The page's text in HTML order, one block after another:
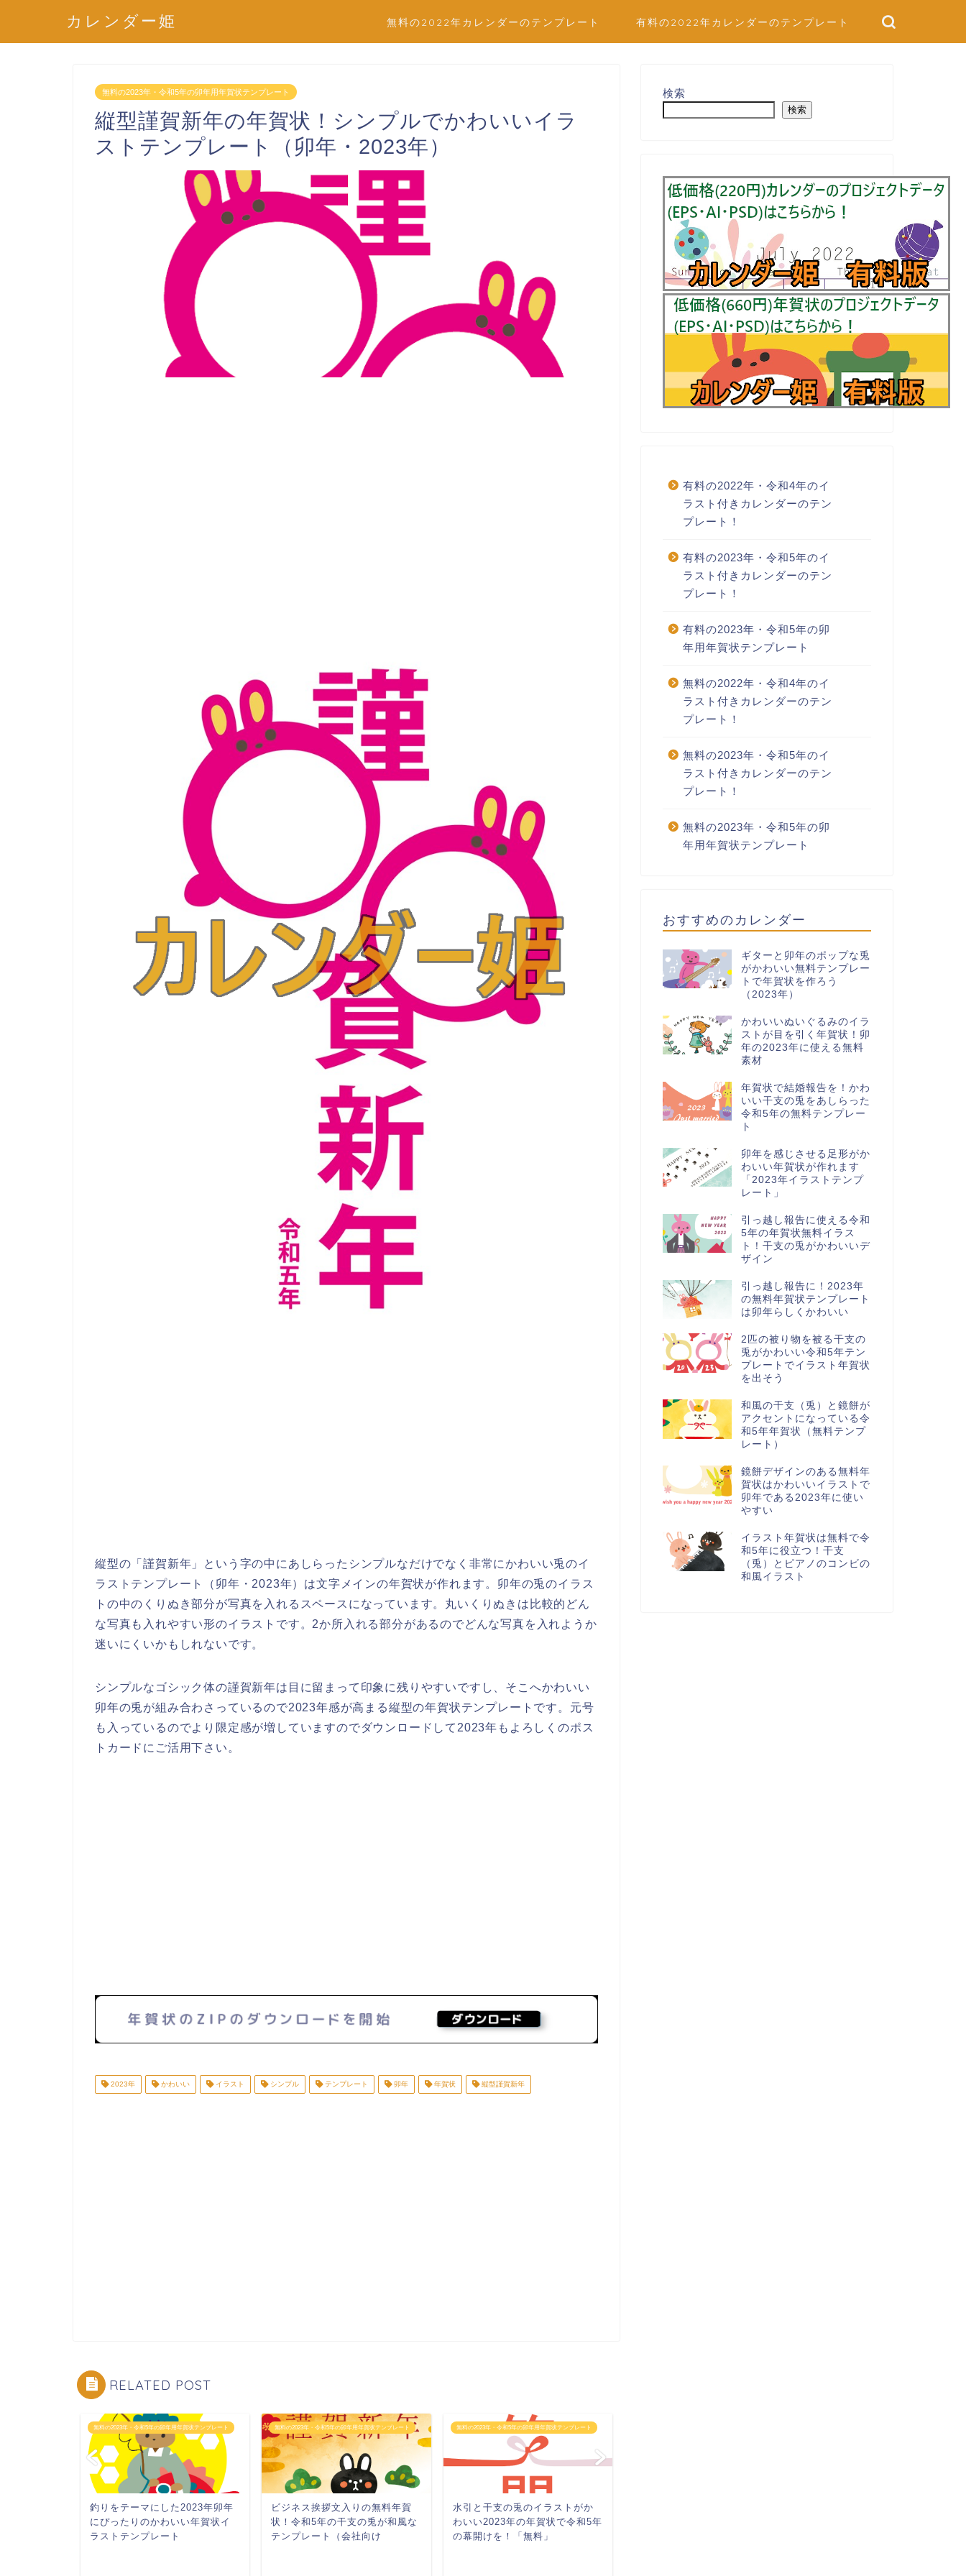
カレンダー姫 無料の2022年カレンダーのテンプレート 有料の2022年カレンダーのテンプレート
無料の2023年・令和5年の卯年用年賀状テンプレート
縦型謹賀新年の年賀状！シンプルでかわいいイラ
ストテンプレート（卯年・2023年）
縦型の「謹賀新年」という字の中にあしらったシンプルなだけでなく非常にかわいい兎のイ
ラストテンプレート（卯年・2023年）は文字メインの年賀状が作れます。卯年の兎のイラス
トの中のくりぬき部分が写真を入れるスペースになっています。丸いくりぬきは比較的どん
な写真も入れやすい形のイラストです。2か所入れる部分があるのでどんな写真を入れようか
迷いにくいかもしれないです。
シンプルなゴシック体の謹賀新年は目に留まって印象に残りやすいですし、そこへかわいい
卯年の兎が組み合わさっているので2023年感が高まる縦型の年賀状テンプレートです。元号
も入っているのでより限定感が増していますのでダウンロードして2023年もよろしくのポス
トカードにご活用下さい。
2023年 かわいい イラスト シンプル テンプレート 卯年 年賀状 縦型謹賀新年
RELATED POST
無料の2023年・令和5年の卯年用年賀状テンプレート
釣りをテーマにした2023年卯年
にぴったりのかわいい年賀状イ
ラストテンプレート
無料の2023年・令和5年の卯年用年賀状テンプレート
ビジネス挨拶文入りの無料年賀
状！令和5年の干支の兎が和風な
テンプレート（会社向け
無料の2023年・令和5年の卯年用年賀状テンプレート
水引と干支の兎のイラストがか
わいい2023年の年賀状で令和5年
の幕開けを！「無料」
検索
検索
有料の2022年・令和4年のイ
ラスト付きカレンダーのテン
プレート！
有料の2023年・令和5年のイ
ラスト付きカレンダーのテン
プレート！
有料の2023年・令和5年の卯
年用年賀状テンプレート
無料の2022年・令和4年のイ
ラスト付きカレンダーのテン
プレート！
無料の2023年・令和5年のイ
ラスト付きカレンダーのテン
プレート！
無料の2023年・令和5年の卯
年用年賀状テンプレート
おすすめのカレンダー
ギターと卯年のポップな兎
がかわいい無料テンプレー
トで年賀状を作ろう
（2023年）
かわいいぬいぐるみのイラ
ストが目を引く年賀状！卯
年の2023年に使える無料
素材
年賀状で結婚報告を！かわ
いい干支の兎をあしらった
令和5年の無料テンプレー
ト
卯年を感じさせる足形がか
わいい年賀状が作れます
「2023年イラストテンプ
レート」
引っ越し報告に使える令和
5年の年賀状無料イラス
ト！干支の兎がかわいいデ
ザイン
引っ越し報告に！2023年
の無料年賀状テンプレート
は卯年らしくかわいい
2匹の被り物を被る干支の
兎がかわいい令和5年テン
プレートでイラスト年賀状
を出そう
和風の干支（兎）と鏡餅が
アクセントになっている令
和5年年賀状（無料テンプ
レート）
鏡餅デザインのある無料年
賀状はかわいいイラストで
卯年である2023年に使い
やすい
イラスト年賀状は無料で令
和5年に役立つ！干支
（兎）とピアノのコンビの
和風イラスト